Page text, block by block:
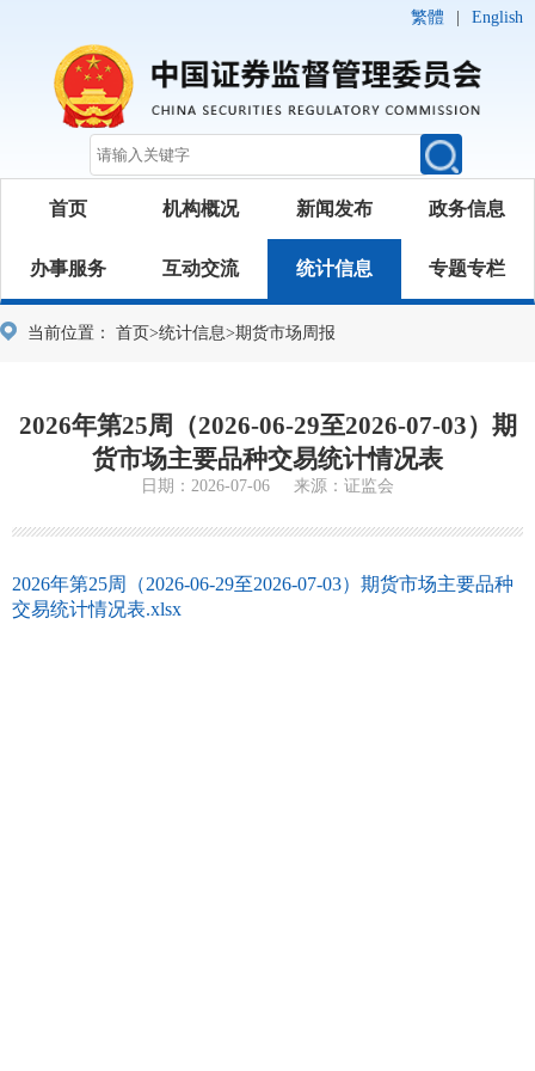
繁體 English
首页 机构概况 新闻发布 政务信息
办事服务 互动交流 统计信息 专题专栏
当前位置： 首页>统计信息>期货市场周报
2026年第25周（2026-06-29至2026-07-03）期
货市场主要品种交易统计情况表
日期：2026-07-06 来源：证监会
2026年第25周（2026-06-29至2026-07-03）期货市场主要品种
交易统计情况表.xlsx